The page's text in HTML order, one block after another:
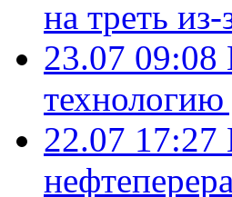
на треть
23.07 09:08
22.07 17:27